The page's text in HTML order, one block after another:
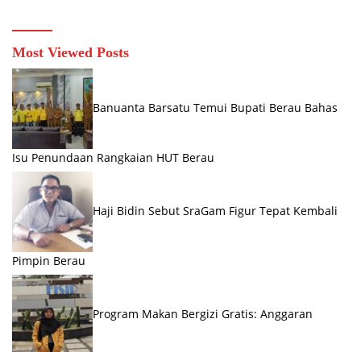
Most Viewed Posts
Banuanta Barsatu Temui Bupati Berau Bahas
Isu Penundaan Rangkaian HUT Berau
Haji Bidin Sebut SraGam Figur Tepat Kembali
Pimpin Berau
Program Makan Bergizi Gratis: Anggaran